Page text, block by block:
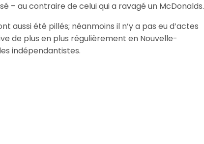
– au contraire de celui qui a ravagé un McDonalds.
aussi été pillés; néanmoins il n’y a pas eu d’actes
de plus en plus régulièrement en Nouvelle-
indépendantistes.